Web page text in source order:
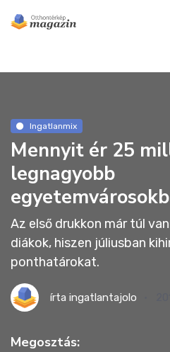
Ingatlanmix
Mennyit ér 25
legnagyobb
Az első drukkon már túl
diákok, hiszen júliusban
ponthatárokat.
írta ingatlantajolo
Megosztás: